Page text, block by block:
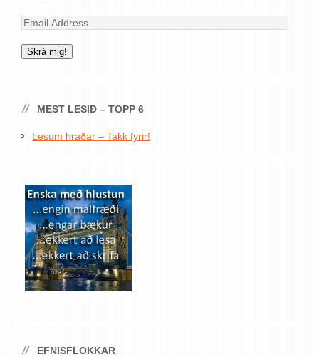
Email
Skrá mig!
MEST LESIÐ – TOPP 6
Lesum hraðar – Takk fyrir!
EFNISFLOKKAR